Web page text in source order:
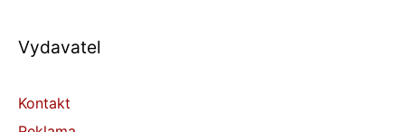
Vydavatel
Kontakt